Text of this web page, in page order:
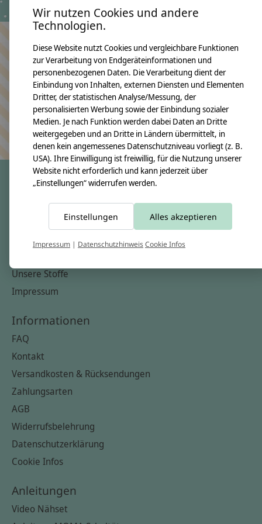
Bleiben Sie in Kontakt
Keine Sorge, wir übertreiben es nicht
crêpes suzette
Unsere Creppies
Unsere Stoffe
Impressum
Informationen
FAQ
Kontakt
Versandkosten & Rücksendungen
Zahlungsarten
AGB
Widerrufsbelehrung
Datenschutzerklärung
Cookie Infos
Anleitungen
Video Nähset
Wir nutzen Cookies und andere
Technologien.
Diese Website nutzt Cookies und vergleichbare Funktionen
zur Verarbeitung von Endgeräteinformationen und
personenbezogenen Daten. Die Verarbeitung dient der
Einbindung von Inhalten, externen Diensten und Elementen
Dritter, der statistischen Analyse/Messung, der
personalisierten Werbung sowie der Einbindung sozialer
Medien. Je nach Funktion werden dabei Daten an Dritte
weitergegeben und an Dritte in Ländern übermittelt, in
denen kein angemessenes Datenschutzniveau vorliegt (z. B.
USA). Ihre Einwilligung ist freiwillig, für die Nutzung unserer
Website nicht erforderlich und kann jederzeit über
„Einstellungen“ widerrufen werden.
Einstellungen Alles akzeptieren
Impressum | DatenschutzhinweisCookie Infos